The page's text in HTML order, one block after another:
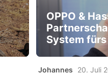
OPPO &
System
Johannes 20. Juli